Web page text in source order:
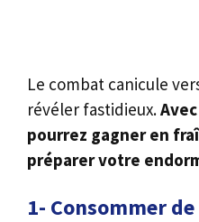
Le combat canicule
révéler fastidieux.
pourrez gagner en
préparer votre
1- Consommer de